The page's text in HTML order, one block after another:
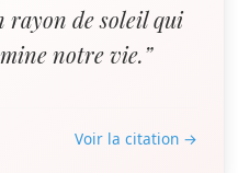
rayon de soleil qui
notre vie.”
Voir la citation →